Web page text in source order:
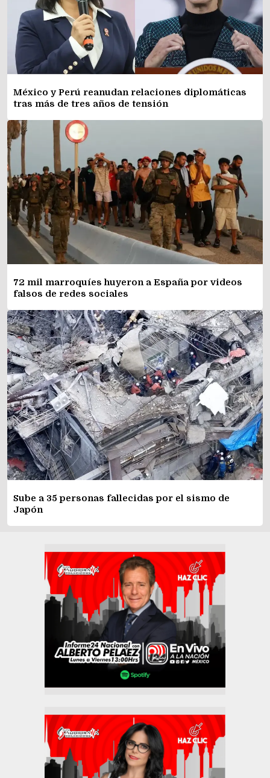
México y Perú reanudan relaciones diplomáticas
tras más de tres años de tensión
72 mil marroquíes huyeron a España por videos
falsos de redes sociales
Sube a 35 personas fallecidas por el sismo de
Japón